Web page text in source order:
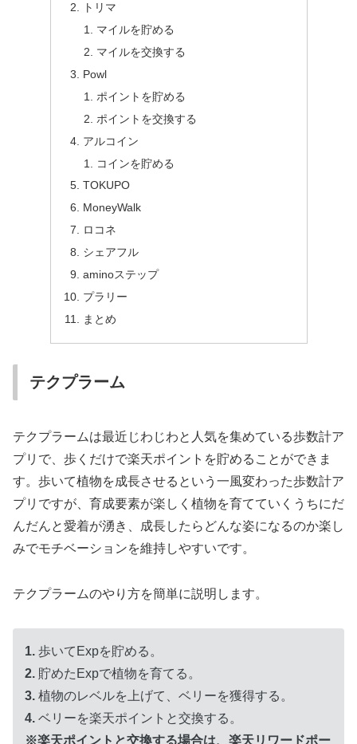
トリマ
マイルを貯める
マイルを交換する
Powl
ポイントを貯める
ポイントを交換する
アルコイン
コインを貯める
TOKUPO
MoneyWalk
ロコネ
シェアフル
aminoステップ
プラリー
まとめ
テクプラーム
テクプラームは最近じわじわと人気を集めている歩数計ア
プリで、歩くだけで楽天ポイントを貯めることができま
す。歩いて植物を成長させるという一風変わった歩数計ア
プリですが、育成要素が楽しく植物を育てていくうちにだ
んだんと愛着が湧き、成長したらどんな姿になるのか楽し
みでモチベーションを維持しやすいです。
テクプラームのやり方を簡単に説明します。
1. 歩いてExpを貯める。
2. 貯めたExpで植物を育てる。
3. 植物のレベルを上げて、ベリーを獲得する。
4. ベリーを楽天ポイントと交換する。
※楽天ポイントと交換する場合は、楽天リワードポー